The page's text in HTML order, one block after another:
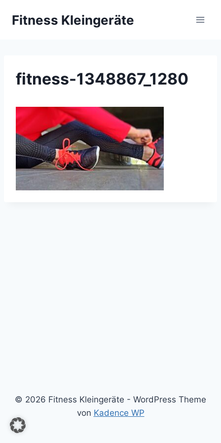
InhaltFitness Kleingeräte
fitness-1348867_1280
© 2026 Fitness Kleingeräte - WordPress Theme
von Kadence WP